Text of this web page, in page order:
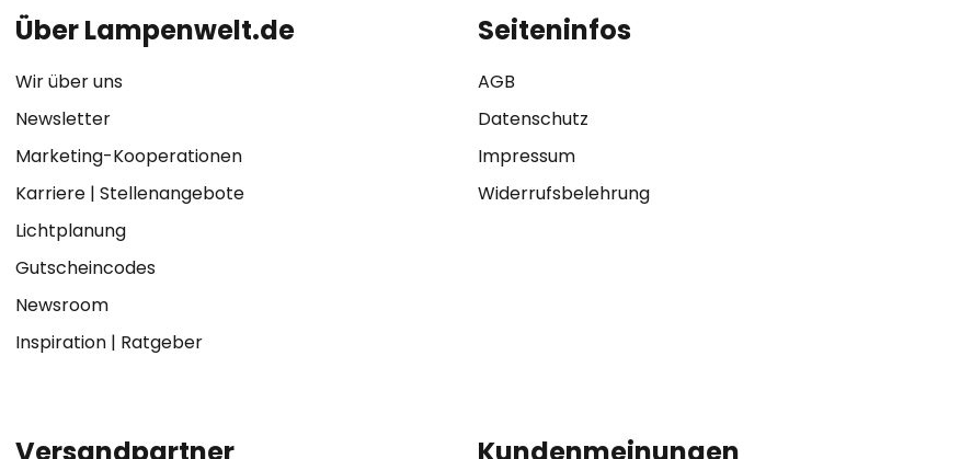
Über Lampenwelt.de
Wir über uns
Newsletter
Marketing-Kooperationen
Karriere| Stellenangebote
Lichtplanung
Gutscheincodes
Newsroom
Inspiration| Ratgeber
Seiteninfos
AGB
Datenschutz
Impressum
Widerrufsbelehrung